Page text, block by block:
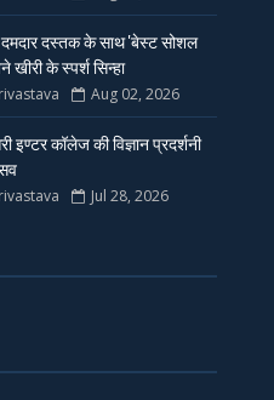
दमदार दस्तक के साथ 'बेस्ट सोशल
खीरी के स्पर्श सिन्हा
Aug 02, 2026
इण्टर कॉलेज की विज्ञान प्रदर्शनी
Jul 28, 2026